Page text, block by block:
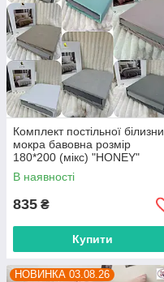
Комплект постільної білизни
мокра бавовна розмір
180*200 (мікс) "HONEY"
недорого від прямого
постачальника
В наявності
835 ₴
Купити
НОВИНКА 03.08.26